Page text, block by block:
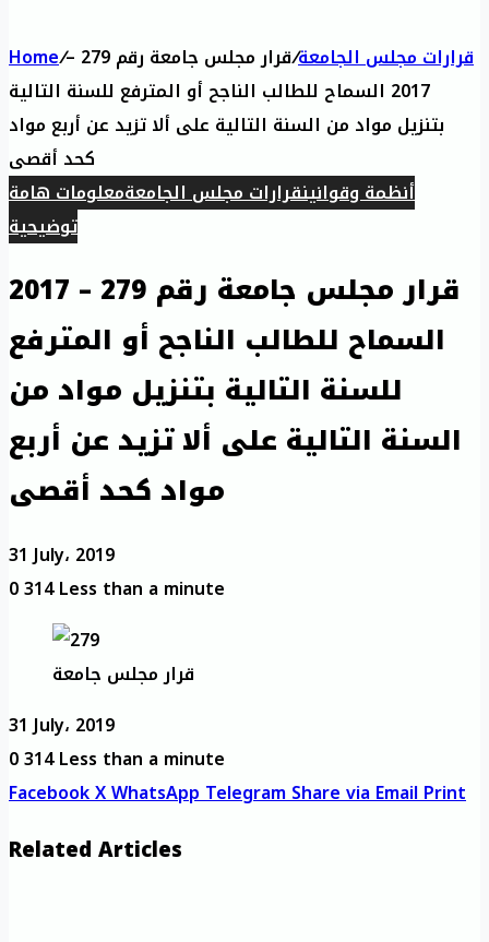
Home/ قرارات مجلس الجامعة/
قرار مجلس جامعة رقم 279 –
2017 السماح للطالب الناجح أو المترفع للسنة التالية
بتنزيل مواد من السنة التالية على ألا تزيد عن أربع مواد
كحد أقصى
أنظمة وقوانينقرارات مجلس الجامعةمعلومات هامة
توضيحية
قرار مجلس جامعة رقم 279 – 2017
السماح للطالب الناجح أو المترفع
للسنة التالية بتنزيل مواد من
السنة التالية على ألا تزيد عن أربع
مواد كحد أقصى
31 July، 2019
0314Less than a minute
قرار مجلس جامعة
31 July، 2019
0314Less than a minute
FacebookXWhatsAppTelegramShare via EmailPrint
Related Articles